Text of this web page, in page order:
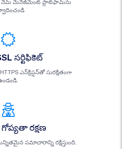
మేనేజ్‌మెంట్ ప్లాట్‌ఫామ్‌ను
సర్టిఫికెట్
ఎన్‌క్రిప్షన్‌తో సురక్షితంగా
గోప్యతా రక్షణ
సమాచారాన్ని రక్షిస్తుంది.